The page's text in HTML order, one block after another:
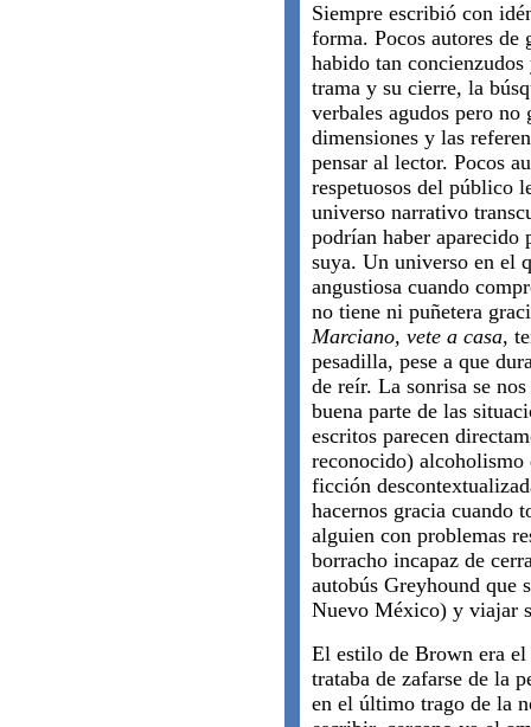
Siempre escribió con
forma. Pocos autores de
habido tan
trama y su cierre, la
verbales agudos pero no
dimensiones y las
pensar al lector. Pocos
respetuosos del público
universo narrativo
podrían haber aparecido
suya. Un universo en el
angustiosa cuando
no tiene ni puñetera
Marciano, vete a casa,
pesadilla, pese a que
de reír. La sonrisa se
buena parte de las
escritos parecen
reconocido) alcoholismo
ficción
hacernos gracia cuando
alguien con problemas
borracho incapaz de
autobús Greyhound que
Nuevo México) y viajar
El estilo de Brown era el
trataba de zafarse de la
en el último trago de la